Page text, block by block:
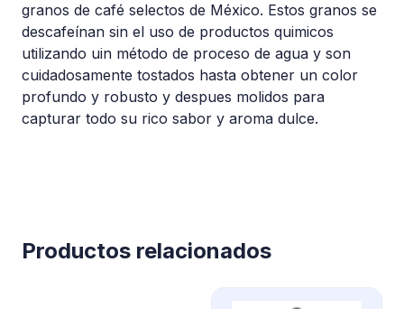
granos de café selectos de México. Estos granos se
descafeínan sin el uso de productos quimicos
utilizando uin método de proceso de agua y son
cuidadosamente tostados hasta obtener un color
profundo y robusto y despues molidos para
capturar todo su rico sabor y aroma dulce.
Productos relacionados